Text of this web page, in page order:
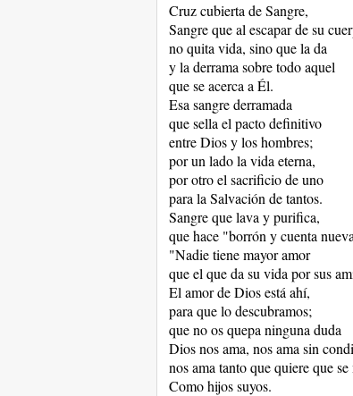
Cruz cubierta de Sangre,
Sangre que al escapar de su
no quita vida, sino que la da
y la derrama sobre todo aquel
que se acerca a Él.
Esa sangre derramada
que sella el pacto definitivo
entre Dios y los hombres;
por un lado la vida eterna,
por otro el sacrificio de uno
para la Salvación de tantos.
Sangre que lava y purifica,
que hace "borrón y cuenta
"Nadie tiene mayor amor
que el que da su vida por sus
El amor de Dios está ahí,
para que lo descubramos;
que no os quepa ninguna duda
Dios nos ama, nos ama sin
nos ama tanto que quiere que
Como hijos suyos.